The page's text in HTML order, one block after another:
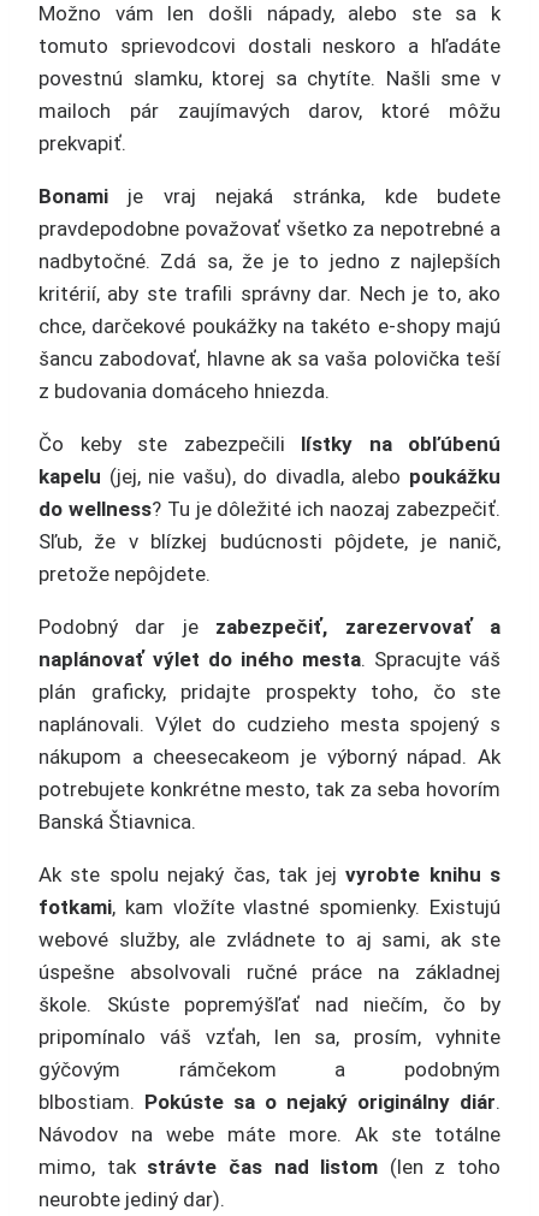
Možno vám len došli nápady, alebo ste sa k
tomuto sprievodcovi dostali neskoro a hľadáte
povestnú slamku, ktorej sa chytíte. Našli sme v
mailoch pár zaujímavých darov, ktoré môžu
prekvapiť.
Bonami je vraj nejaká stránka, kde budete
pravdepodobne považovať všetko za nepotrebné a
nadbytočné. Zdá sa, že je to jedno z najlepších
kritérií, aby ste trafili správny dar. Nech je to, ako
chce, darčekové poukážky na takéto e-shopy majú
šancu zabodovať, hlavne ak sa vaša polovička teší
z budovania domáceho hniezda.
Čo keby ste zabezpečili lístky na obľúbenú
kapelu (jej, nie vašu), do divadla, alebo poukážku
do wellness? Tu je dôležité ich naozaj zabezpečiť.
Sľub, že v blízkej budúcnosti pôjdete, je nanič,
pretože nepôjdete.
Podobný dar jezabezpečiť, zarezervovať a
naplánovať výlet do iného mesta. Spracujte váš
plán graficky, pridajte prospekty toho, čo ste
naplánovali. Výlet do cudzieho mesta spojený s
nákupom a cheesecakeom je výborný nápad. Ak
potrebujete konkrétne mesto, tak za seba hovorím
Banská Štiavnica.
Ak ste spolu nejaký čas, tak jejvyrobte knihu s
fotkami, kam vložíte vlastné spomienky. Existujú
webové služby, ale zvládnete to aj sami, ak ste
úspešne absolvovali ručné práce na základnej
škole. Skúste popremýšľať nad niečím, čo by
pripomínalo váš vzťah, len sa, prosím, vyhnite
gýčovým rámčekom a podobným
blbostiam. Pokúste sa o nejaký originálny diár.
Návodov na webe máte more. Ak ste totálne
mimo, tak strávte čas nad listom (len z toho
neurobte jediný dar).